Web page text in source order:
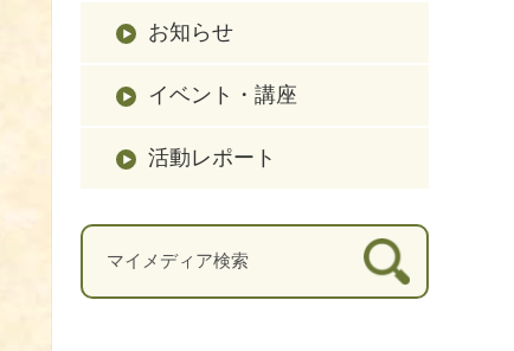
お知らせ
イベント・講座
活動レポート